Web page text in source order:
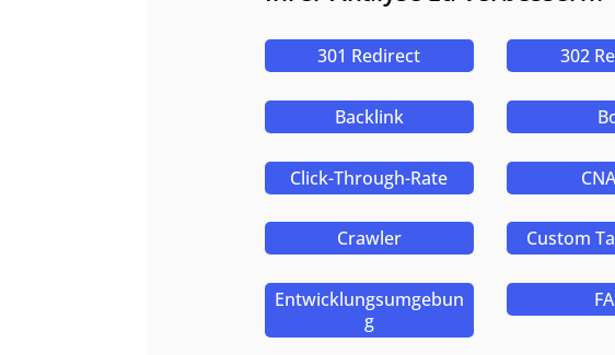
301 Redirect 302
Backlink
Click-Through-Rate
Crawler Custom
Entwicklungsumgebun
g